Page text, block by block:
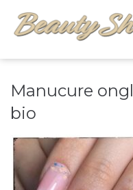
Manucure
bio